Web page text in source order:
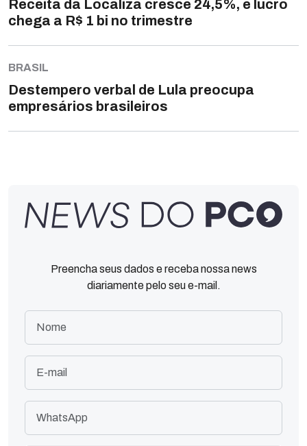
Receita da Localiza cresce 24,5%, e lucro
chega a R$ 1 bi no trimestre
BRASIL
Destempero verbal de Lula preocupa
empresários brasileiros
Preencha seus dados e receba nossa news
diariamente pelo seu e-mail.